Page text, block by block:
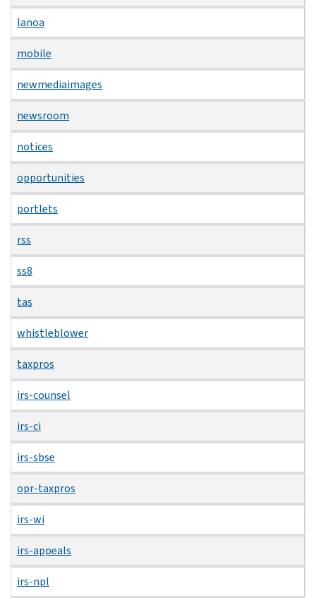
lanoa
mobile
newmediaimages
newsroom
notices
opportunities
portlets
rss
ss8
tas
whistleblower
taxpros
irs-counsel
irs-ci
irs-sbse
opr-taxpros
irs-wi
irs-appeals
irs-npl